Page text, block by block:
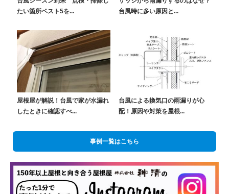
たい箇所ベスト5を...
台風時に多い原因と...
屋根屋が解説！台風で家が水漏れ
したときに確認すべ...
台風による換気口の雨漏りが心
配！原因や対策を屋根...
事例一覧はこちら